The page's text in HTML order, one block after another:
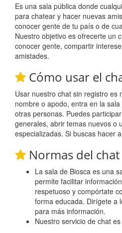
Es una sala pública donde
para chatear y hacer nuevas
conocer gente de tu país o de
Nuestro objetivo es ofrecerte un
conocer gente, compartir
amistades.
Cómo usar el
Usar nuestro chat sin registro es
nombre o apodo, entra en la
otras personas. Puedes
generales, abrir temas nuevos o
especializadas. Si buscas hacer
Normas del chat
La sala de Biosca es una
permite facilitar
respetuoso y compórtate
forma educada. Dirígete a
para más información.
Nuestro servicio de chat